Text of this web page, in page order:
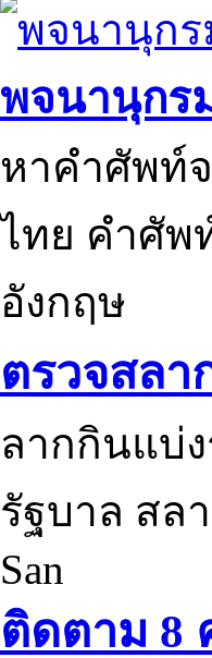
พจนานุกร
หาคำศัพท์
ไทย คำศัพ
อังกฤษ
ตรวจสลา
ลากกินแบ่
รัฐบาล สล
San
ติดตาม 8